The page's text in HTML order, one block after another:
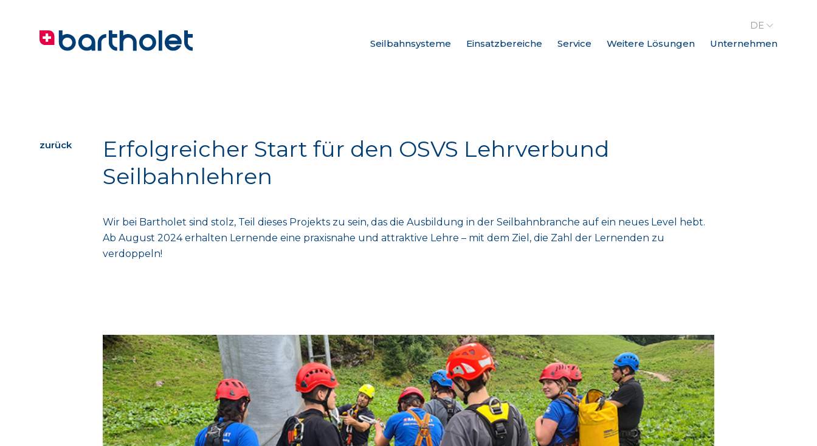
Seilbahnsysteme Einsatzbereiche Service Weitere Lösungen Unternehmen
DE
Erfolgreicher Start für den OSVS Lehrverbund
Seilbahnlehren
Wir bei Bartholet sind stolz, Teil dieses Projekts zu sein, das die Ausbildung in der Seilbahnbranche auf ein neues Level hebt.
Ab August 2024 erhalten Lernende eine praxisnahe und attraktive Lehre – mit dem Ziel, die Zahl der Lernenden zu
verdoppeln!
zurück